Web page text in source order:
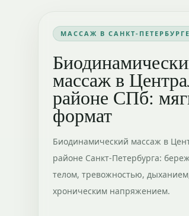
МАССАЖ В САНКТ-ПЕТЕРБУРГЕ
массаж в
районе СПб:
формат
Биодинамический массаж в
районе Санкт-Петербурга:
телом, тревожностью,
хроническим напряжением.